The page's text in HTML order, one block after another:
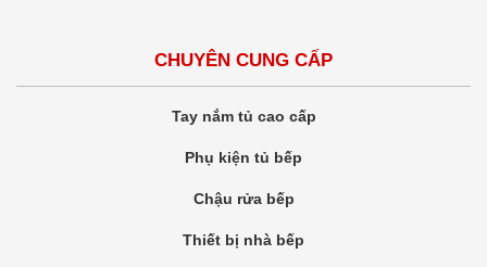
CHUYÊN CUNG CẤP
Tay nắm tủ cao cấp
Phụ kiện tủ bếp
Chậu rửa bếp
Thiết bị nhà bếp